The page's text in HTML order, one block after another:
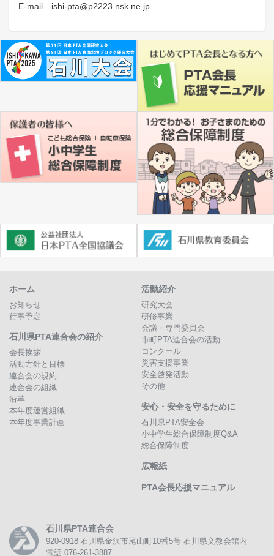
E-mail ishi-pta@p2223.nsk.ne.jp
ホーム
お知らせ
行事予定
石川県PTA連合会の紹介
会長挨拶
活動方針と目標
連合会の規約
連合会の組織
沿革
本年度運営組織
本年度事業計画
活動紹介
研究大会
研修事業
会議・専門委員会
市町PTA連合会の活動
コンクール
災害支援事業
安全啓発活動
その他
安心・安全を守るために
石川県PTA安全会
小中学生総合保障制度Q&A
総合保障制度
広報紙
PTA会長応援マニュアル
石川県PTA連合会
920-0918 石川県金沢市尾山町10番5号 石川県文教会館内
電話 076-261-3887